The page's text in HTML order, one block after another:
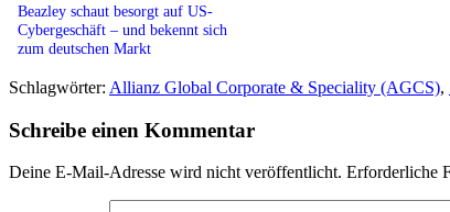
Beazley schaut besorgt auf US-
Cybergeschäft – und bekennt sich
zum deutschen Markt
Schlagwörter: Allianz Global Corporate & Speciality (AGCS),
Schreibe einen Kommentar
Deine E-Mail-Adresse wird nicht veröffentlicht. Erforderliche